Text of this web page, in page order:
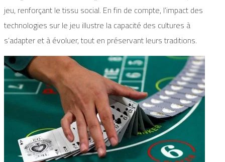
jeu, renforçant le tissu social. En fin de compte, l’impact des
technologies sur le jeu illustre la capacité des cultures à
s’adapter et à évoluer, tout en préservant leurs traditions.